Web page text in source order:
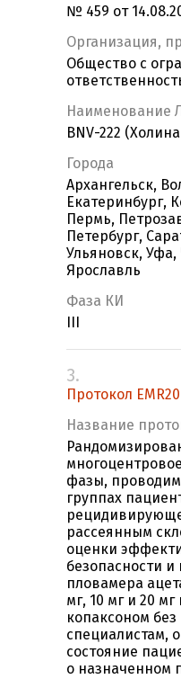
№ 459 от
Организация,
Общество с
Наименование
BNV-222
Города
Архангельск,
Екатеринбург,
Пермь,
Петербург,
Ульяновск,
Ярославль
Фаза КИ
3.
Протокол
Название
фазы,
группах
рассеянным
оценки
безопасности
пловамера
мг, 10 мг и 20
копаксоном
специалистам,
состояние
о назначенном